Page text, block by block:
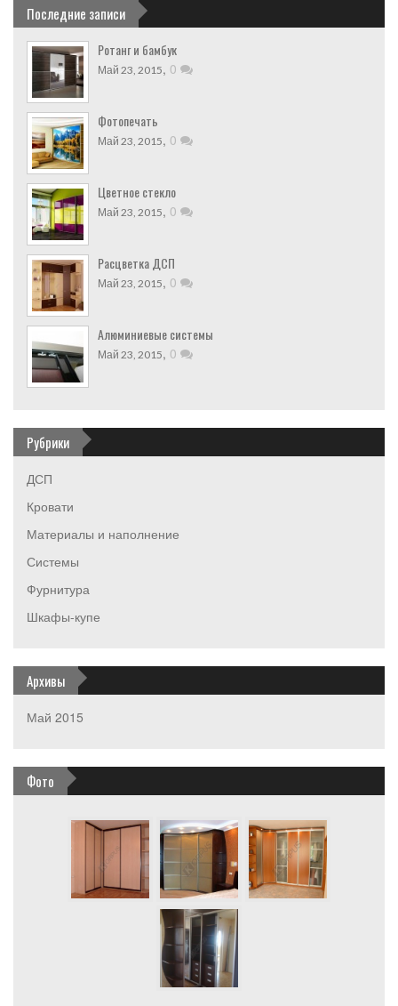
Последние записи
Ротанг и бамбук
Май 23, 2015, 0
Фотопечать
Май 23, 2015, 0
Цветное стекло
Май 23, 2015, 0
Расцветка ДСП
Май 23, 2015, 0
Алюминиевые системы
Май 23, 2015, 0
Рубрики
ДСП
Кровати
Материалы и наполнение
Системы
Фурнитура
Шкафы-купе
Архивы
Май 2015
Фото